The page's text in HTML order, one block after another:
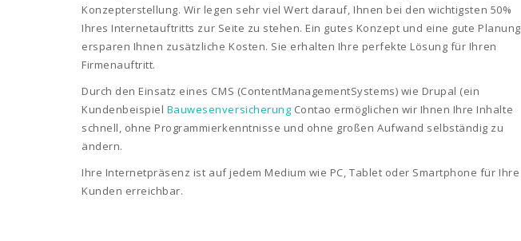
Konzepterstellung. Wir legen sehr viel Wert darauf, Ihnen bei den wichtigsten 50%
Ihres Internetauftritts zur Seite zu stehen. Ein gutes Konzept und eine gute Planung
ersparen Ihnen zusätzliche Kosten. Sie erhalten Ihre perfekte Lösung für Ihren
Firmenauftritt.
Durch den Einsatz eines CMS (ContentManagementSystems) wie Drupal (ein
Kundenbeispiel Bauwesenversicherung Contao ermöglichen wir Ihnen Ihre Inhalte
schnell, ohne Programmierkenntnisse und ohne großen Aufwand selbständig zu
ändern.
Ihre Internetpräsenz ist auf jedem Medium wie PC, Tablet oder Smartphone für Ihre
Kunden erreichbar.